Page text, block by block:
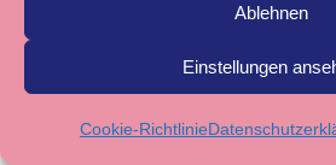
Ablehnen
Einstellungen
Cookie-Richtlinie
©2026, ALL RIGHTS RESERVED @
DESIGN BY IRENA BRODZIAK